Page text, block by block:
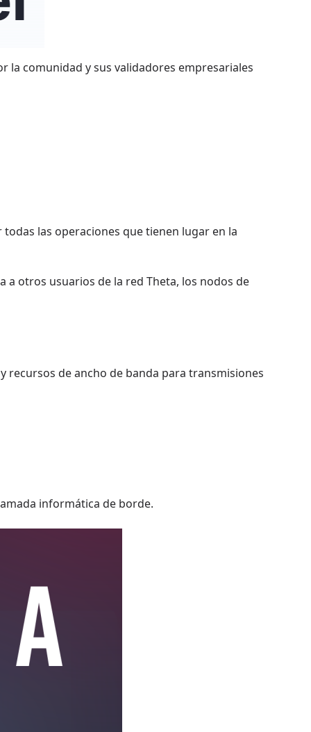
la comunidad y sus validadores empresariales
las operaciones que tienen lugar en la
otros usuarios de la red Theta, los nodos de
recursos de ancho de banda para transmisiones
informática de borde.